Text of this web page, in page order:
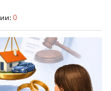
0